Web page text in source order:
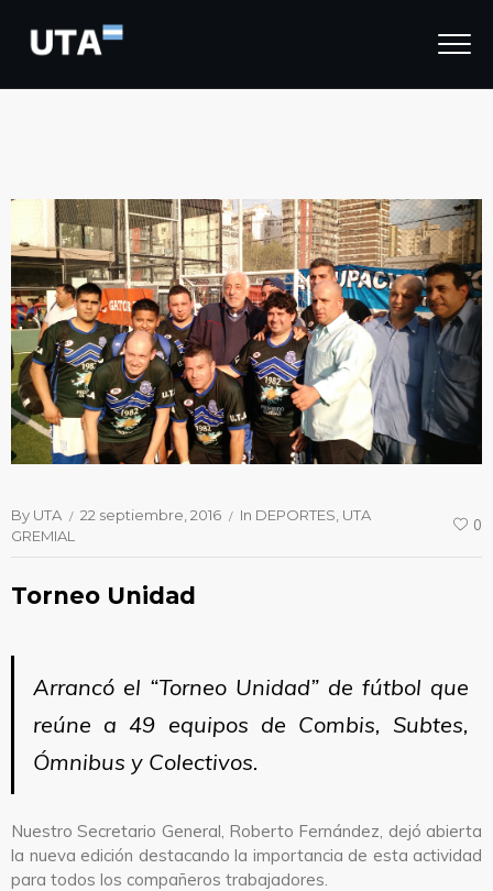
By UTA 22 septiembre, 2016 In DEPORTES UTA
GREMIAL
0
Torneo Unidad
Arrancó el “Torneo Unidad” de fútbol que
reúne a 49 equipos de Combis, Subtes,
Ómnibus y Colectivos.
Nuestro Secretario General, Roberto Fernández, dejó abierta
la nueva edición destacando la importancia de esta actividad
para todos los compañeros trabajadores.